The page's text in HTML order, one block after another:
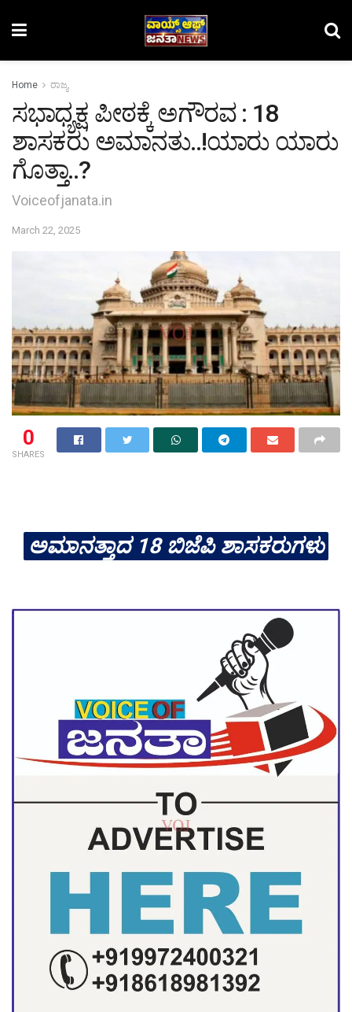
Home ರಾಜ್ಯ
ಸಭಾಧ್ಯಕ್ಷ ಪೀಠಕ್ಕೆ ಅಗೌರವ : 18
ಶಾಸಕರು ಅಮಾನತು..!ಯಾರು ಯಾರು
ಗೊತ್ತಾ..?
Voiceofjanata.in
March 22, 2025
0
SHARES
ಅಮಾನತ್ತಾದ 18 ಬಿಜೆಪಿ ಶಾಸಕರುಗಳು